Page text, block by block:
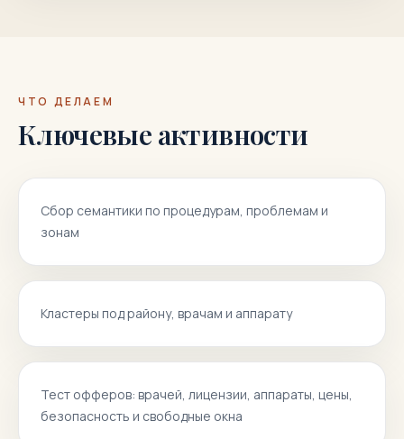
ЧТО ДЕЛАЕМ
Ключевые активности
Сбор семантики по процедурам, проблемам и
зонам
Кластеры под району, врачам и аппарату
Тест офферов: врачей, лицензии, аппараты, цены,
безопасность и свободные окна